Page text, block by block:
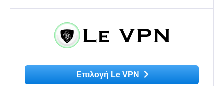
Επιλογή Le VPN